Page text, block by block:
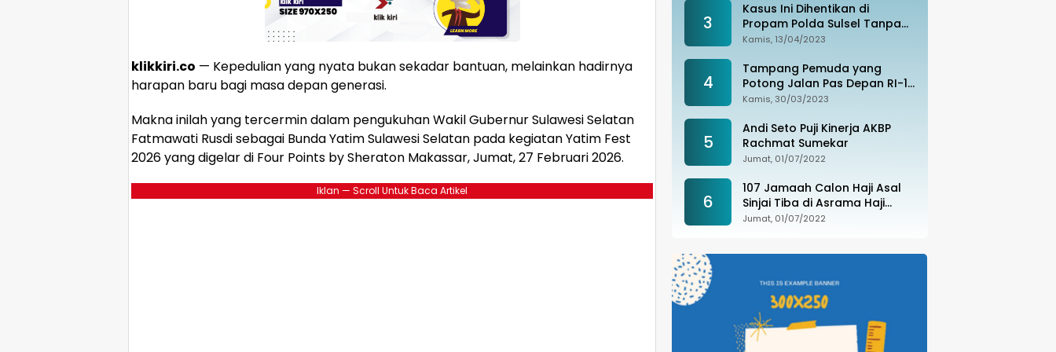
klikkiri.co — Kepedulian yang nyata bukan sekadar bantuan, melainkan hadirnya
harapan baru bagi masa depan generasi.
Makna inilah yang tercermin dalam pengukuhan Wakil Gubernur Sulawesi Selatan
Fatmawati Rusdi sebagai Bunda Yatim Sulawesi Selatan pada kegiatan Yatim Fest
2026 yang digelar di Four Points by Sheraton Makassar, Jumat, 27 Februari 2026.
Iklan — Scroll Untuk Baca Artikel
3
Kasus Ini Dihentikan di
Propam Polda Sulsel Tanpa
Kejelasan, Ada Apa?
Kamis, 13/04/2023
4
Tampang Pemuda yang
Potong Jalan Pas Depan RI-1
di Makassar Ditangkap,
Kamis, 30/03/2023
5
Andi Seto Puji Kinerja AKBP
Rachmat Sumekar
Jumat, 01/07/2022
6
107 Jamaah Calon Haji Asal
Sinjai Tiba di Asrama Haji
Sudiang
Jumat, 01/07/2022